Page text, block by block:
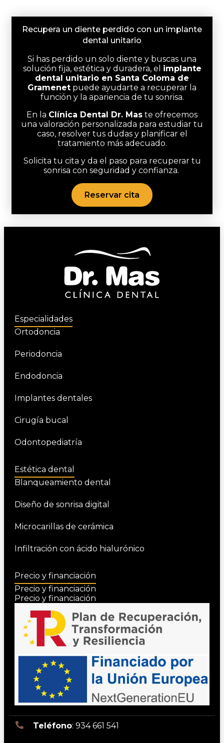
Recupera un diente perdido con un implante
dental unitario
Si has perdido un solo diente y buscas una
solución fija, estética y duradera, el implante
dental unitario en Santa Coloma de
Gramenet puede ayudarte a recuperar la
función y la apariencia de tu sonrisa.
En la Clínica Dental Dr. Mas te ofrecemos
una valoración personalizada para estudiar tu
caso, resolver tus dudas y planificar el
tratamiento más adecuado.
Solicita tu cita y da el paso para recuperar tu
sonrisa con seguridad y confianza.
Reservar cita
Especialidades
Ortodoncia
Periodoncia
Endodoncia
Implantes dentales
Cirugía bucal
Odontopediatría
Estética dental
Blanqueamiento dental
Diseño de sonrisa digital
Microcarillas de cerámica
Infiltración con ácido hialurónico
Precio y financiación
Precio y financiación
Precio y financiación
Teléfono: 934 661 541